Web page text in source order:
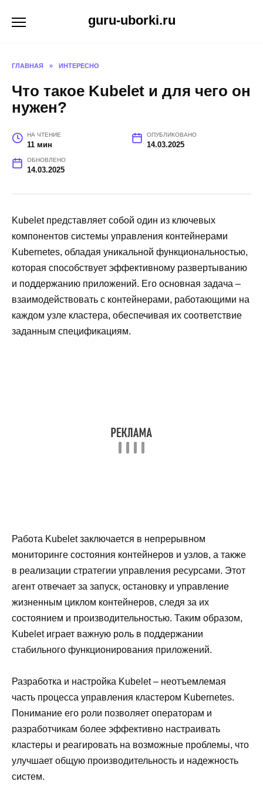
guru-uborki.ru
ГЛАВНАЯ » ИНТЕРЕСНО
Что такое Kubelet и для чего он
нужен?
НА ЧТЕНИЕ
11 мин
ОПУБЛИКОВАНО
14.03.2025
ОБНОВЛЕНО
14.03.2025
Kubelet представляет собой один из ключевых
компонентов системы управления контейнерами
Kubernetes, обладая уникальной функциональностью,
которая способствует эффективному развертыванию
и поддержанию приложений. Его основная задача –
взаимодействовать с контейнерами, работающими на
каждом узле кластера, обеспечивая их соответствие
заданным спецификациям.
Работа Kubelet заключается в непрерывном
мониторинге состояния контейнеров и узлов, а также
в реализации стратегии управления ресурсами. Этот
агент отвечает за запуск, остановку и управление
жизненным циклом контейнеров, следя за их
состоянием и производительностью. Таким образом,
Kubelet играет важную роль в поддержании
стабильного функционирования приложений.
Разработка и настройка Kubelet – неотъемлемая
часть процесса управления кластером Kubernetes.
Понимание его роли позволяет операторам и
разработчикам более эффективно настраивать
кластеры и реагировать на возможные проблемы, что
улучшает общую производительность и надежность
систем.